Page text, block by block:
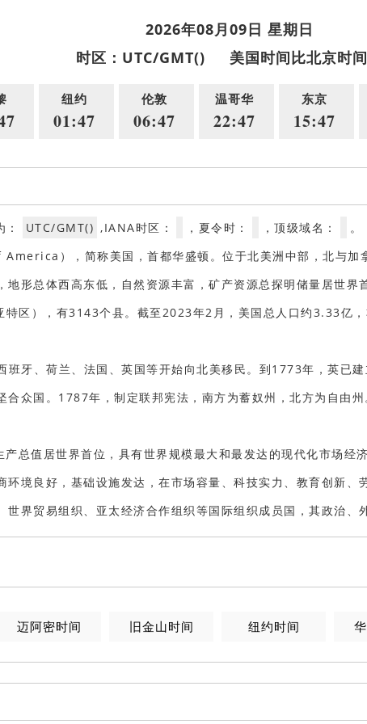
2026年08月09日 星期日
时区：UTC/GMT()
美国时间比北京时间
纽约
01:47
伦敦
06:47
温哥华
22:47
东京
15:47
： UTC/GMT() ,IANA时区： ，夏令时： ，顶级域名：
。
），简称美国，首都华盛顿。位于北美洲中部，北与加
地形总体西高东低，自然资源丰富，矿产资源总探明储量居世
区），有3143个县。截至2023年2月，美国总人口约3.33亿
班牙、荷兰、法国、英国等开始向北美移民。到1773年，英已
合众国。1787年，制定联邦宪法，南方为蓄奴州，北方为自由
总值居世界首位，具有世界规模最大和最发达的现代化市场经
境良好，基础设施发达，在市场容量、科技实力、教育创新
界贸易组织、亚太经济合作组织等国际组织成员国，其政治、
迈阿密时间 旧金山时间 纽约时间